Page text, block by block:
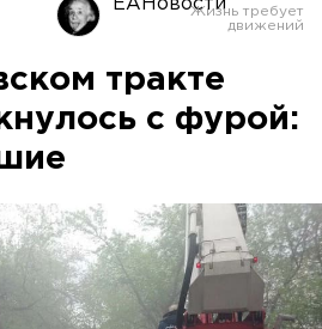
Оренбург
ЕАНовости
тракте
с фурой: